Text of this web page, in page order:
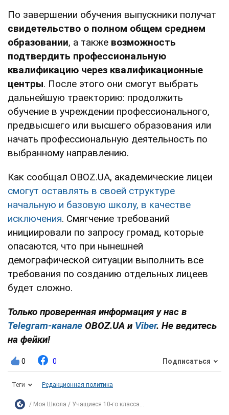
По завершении обучения выпускники получат
свидетельство о полном общем среднем
образовании, а также возможность
подтвердить профессиональную
квалификацию через квалификационные
центры. После этого они смогут выбрать
дальнейшую траекторию: продолжить
обучение в учреждении профессионального,
предвысшего или высшего образования или
начать профессиональную деятельность по
выбранному направлению.
Как сообщал OBOZ.UA, академические лицеи
смогут оставлять в своей структуре
начальную и базовую школу, в качестве
исключения. Смягчение требований
инициировали по запросу громад, которые
опасаются, что при нынешней
демографической ситуации выполнить все
требования по созданию отдельных лицеев
будет сложно.
Только проверенная информация у нас в
Telegram-канале OBOZ.UA и Viber. Не ведитесь
на фейки!
0 0 Подписаться
Теги Редакционная политика
Моя Школа Учащиеся 10-го класса...